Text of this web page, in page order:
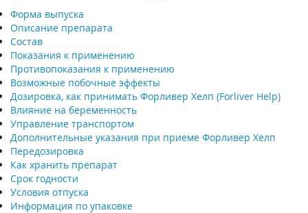
Форма выпуска
Описание препарата
Состав
Показания к применению
Противопоказания к применению
Возможные побочные эффекты
Дозировка, как принимать Форливер Хелп (Forliver Help)
Влияние на беременность
Управление транспортом
Дополнительные указания при приеме Форливер Хелп
Передозировка
Как хранить препарат
Срок годности
Условия отпуска
Информация по упаковке